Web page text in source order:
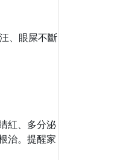
、眼屎不斷
紅、多分泌
治。提醒家